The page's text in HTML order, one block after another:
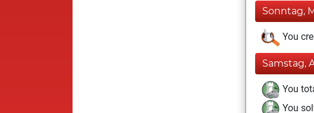
Sonntag,
You
Samstag,
You
You